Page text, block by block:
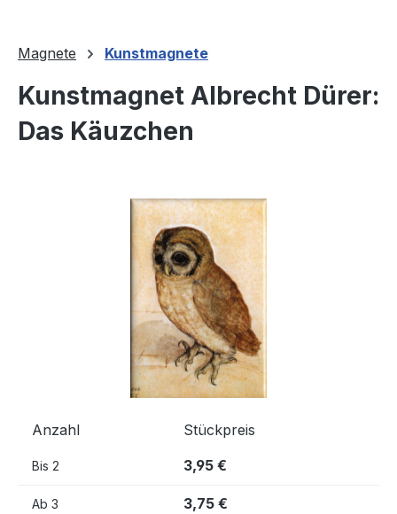
Magnete Kunstmagnete
Kunstmagnet Albrecht Dürer:
Das Käuzchen
Bildergalerie überspringen
Anzahl Stückpreis
Bis 2 3,95 €
Ab 3 3,75 €